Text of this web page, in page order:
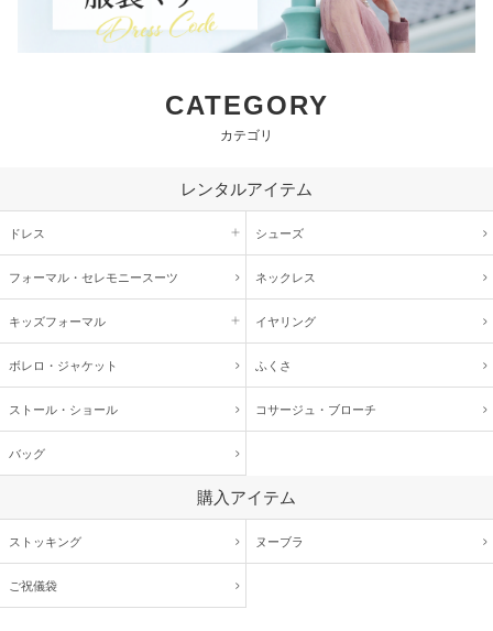
CATEGORY
カテゴリ
レンタルアイテム
ドレス シューズ
フォーマル・ セレモニースーツ ネックレス
キッズフォーマル イヤリング
ボレロ・ジャケット ふくさ
ストール・ショール コサージュ・ ブローチ
バッグ
購入アイテム
ストッキング ヌーブラ
ご祝儀袋